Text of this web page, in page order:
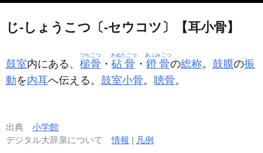
じ‐しょうこつ〔‐セウコツ〕【耳小骨】
鼓室内にある、 槌骨
つちこつ
・ 砧骨
きぬたこつ
・ 鐙骨
あぶみこつ
の総称。 鼓膜の振
動を内耳へ伝える。 鼓室小骨。 聴骨。
出典 小学館
デジタル大辞泉について情報 | 凡例